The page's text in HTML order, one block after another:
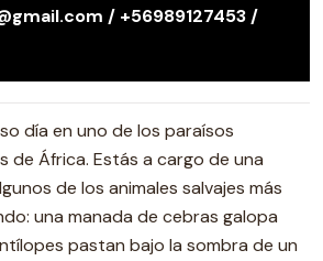
/ +56989127453 /
día en uno de los paraísos
de África. Estás a cargo de una
de los animales salvajes más
una manada de cebras galopa
pastan bajo la sombra de un